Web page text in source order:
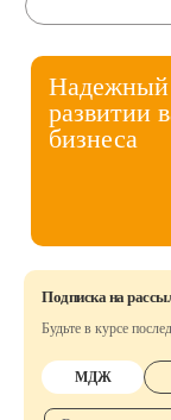
Надежный
развитии
бизнеса
Подписка на
Будьте в курсе
МДЖ